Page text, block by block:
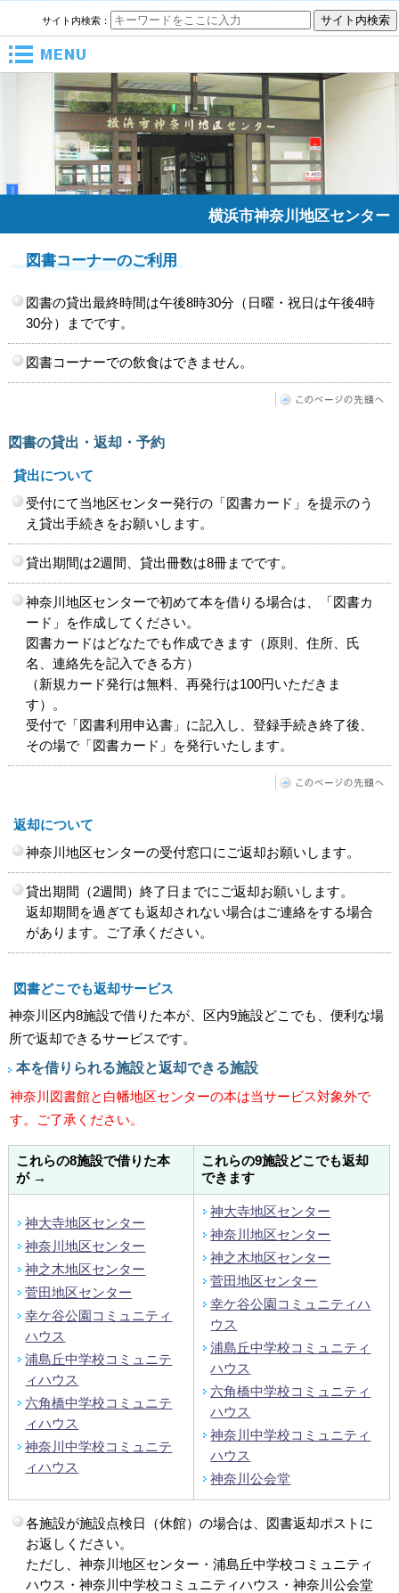
サイト内検索：
横浜市神奈川地区センター
図書コーナーのご利用
図書の貸出最終時間は午後8時30分（日曜・祝日は午後4時
30分）までです。
図書コーナーでの飲食はできません。
図書の貸出・返却・予約
貸出について
受付にて当地区センター発行の「図書カード」を提示のう
え貸出手続きをお願いします。
貸出期間は2週間、貸出冊数は8冊までです。
神奈川地区センターで初めて本を借りる場合は、「図書カ
ード」を作成してください。
図書カードはどなたでも作成できます（原則、住所、氏
名、連絡先を記入できる方）
（新規カード発行は無料、再発行は100円いただきま
す）。
受付で「図書利用申込書」に記入し、登録手続き終了後、
その場で「図書カード」を発行いたします。
返却について
神奈川地区センターの受付窓口にご返却お願いします。
貸出期間（2週間）終了日までにご返却お願いします。
返却期間を過ぎても返却されない場合はご連絡をする場合
があります。ご了承ください。
図書どこでも返却サービス
神奈川区内8施設で借りた本が、区内9施設どこでも、便利な場
所で返却できるサービスです。
本を借りられる施設と返却できる施設
神奈川図書館と白幡地区センターの本は当サービス対象外で
す。ご了承ください。
これらの8施設で借りた本
が →
これらの9施設どこでも返却
できます
神大寺地区センター
神奈川地区センター
神之木地区センター
菅田地区センター
幸ケ谷公園コミュニティ
ハウス
浦島丘中学校コミュニテ
ィハウス
六角橋中学校コミュニテ
ィハウス
神奈川中学校コミュニテ
ィハウス
神大寺地区センター
神奈川地区センター
神之木地区センター
菅田地区センター
幸ケ谷公園コミュニティハ
ウス
浦島丘中学校コミュニティ
ハウス
六角橋中学校コミュニティ
ハウス
神奈川中学校コミュニティ
ハウス
神奈川公会堂
各施設が施設点検日（休館）の場合は、図書返却ポストに
お返しください。
ただし、神奈川地区センター・浦島丘中学校コミュニティ
ハウス・神奈川中学校コミュニティハウス・神奈川公会堂